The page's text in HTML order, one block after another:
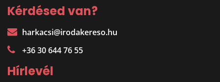
Kérdésed van?
harkacsi@irodakereso.hu
+36 30 644 76 55
Hírlevél